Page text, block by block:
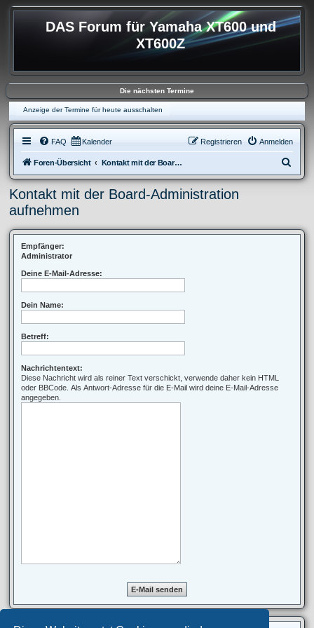
DAS Forum für Yamaha XT600 und
XT600Z
Die nächsten Termine
Anzeige der Termine für heute ausschalten
FAQ Kalender Anmelden
Registrieren
Foren-Übersicht Kontakt mit der Board-Administration aufnehmen
u
e
Kontakt mit der Board-Administration
aufnehmen
Empfänger:
Administrator
Deine E-Mail-Adresse:
Dein Name:
Betreff:
Nachrichtentext:
Diese Nachricht wird als reiner Text verschickt, verwende daher kein HTML
oder BBCode. Als Antwort-Adresse für die E-Mail wird deine E-Mail-Adresse
angegeben.